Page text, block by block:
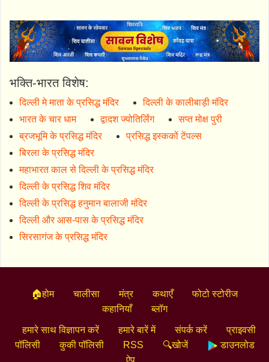
भक्ति-भारत विशेष:
दिल्ली मे माता के प्रसिद्ध मंदिर
दिल्ली के कालीबाड़ी मंदिर
भारत के चार धाम
द्वादश ज्योतिर्लिंग
सप्त मोक्ष पुरी
ब्रजभूमि के प्रसिद्ध मंदिर
प्रसिद्ध इस्ककों टेंपल्स
बिरला के प्रसिद्ध मंदिर
महाभारत काल से दिल्ली के प्रसिद्ध मंदिर
दिल्ली के प्रसिद्ध शिव मंदिर
दिल्ली के प्रसिद्ध हनुमान बालाजी मंदिर
दिल्ली और आस-पास के प्रसिद्ध मंदिर
सिरसागंज के प्रसिद्ध मंदिर
🏠होम चालीसा मंत्र कथाएँ
फोटो स्टोरीज
कहानियाँ
ब्लॉग
हमारे साथ विज्ञापन करें हमारे बारें में संपर्क करें
प्राइवसी
पॉलिसी
कुकी पॉलिसी RSS 🔍खोजें
डाउनलोड